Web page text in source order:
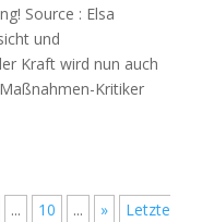
Source : Elsa
und
Kraft wird nun auch
Kri­ti­ker
... 10 ... »
Letzte